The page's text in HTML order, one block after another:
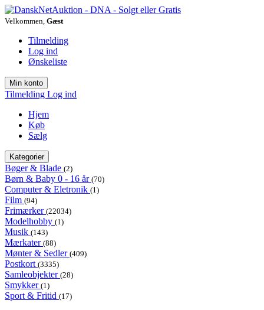
Velkommen, Gæst
Tilmelding
Log ind
Ønskeliste
Min konto
Tilmelding Log ind
Hjem
Køb
Sælg
Kategorier
Bøger & Blade (2)
Børn & Baby 0 - 16 år (70)
Computer & Eletronik (1)
Film (94)
Frimærker (22034)
Modelhobby (1)
Musik (143)
Mærkater (88)
Mønter & Sedler (409)
Postkort (3335)
Samleobjekter (28)
Smykker (1)
Sport & Fritid (17)